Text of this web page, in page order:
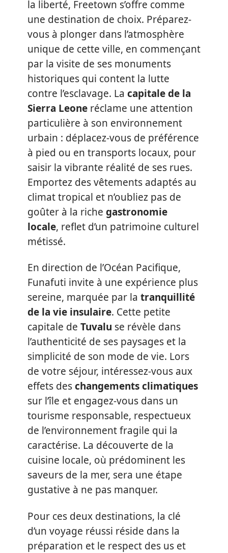
la liberté, Freetown s’offre comme
une destination de choix. Préparez-
vous à plonger dans l’atmosphère
unique de cette ville, en commençant
par la visite de ses monuments
historiques qui content la lutte
contre l’esclavage. La capitale de la
Sierra Leone réclame une attention
particulière à son environnement
urbain : déplacez-vous de préférence
à pied ou en transports locaux, pour
saisir la vibrante réalité de ses rues.
Emportez des vêtements adaptés au
climat tropical et n’oubliez pas de
goûter à la riche gastronomie
locale, reflet d’un patrimoine culturel
métissé.
En direction de l’Océan Pacifique,
Funafuti invite à une expérience plus
sereine, marquée par la tranquillité
de la vie insulaire. Cette petite
capitale de Tuvalu se révèle dans
l’authenticité de ses paysages et la
simplicité de son mode de vie. Lors
de votre séjour, intéressez-vous aux
effets deschangements climatiques
sur l’île et engagez-vous dans un
tourisme responsable, respectueux
de l’environnement fragile qui la
caractérise. La découverte de la
cuisine locale, où prédominent les
saveurs de la mer, sera une étape
gustative à ne pas manquer.
Pour ces deux destinations, la clé
d’un voyage réussi réside dans la
préparation et le respect des us et